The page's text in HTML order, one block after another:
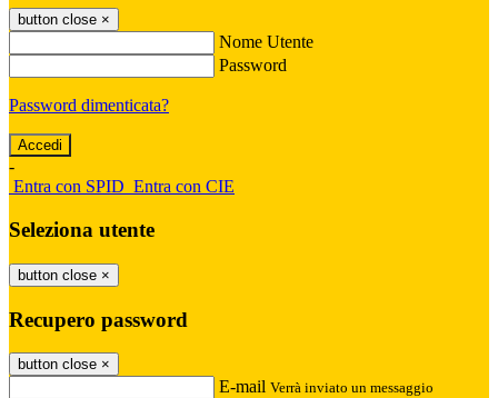
button close ×
Nome Utente
Password
Password dimenticata?
-
Entra con SPID Entra con CIE
Seleziona utente
button close ×
Recupero password
button close ×
E-mail Verrà inviato un messaggio